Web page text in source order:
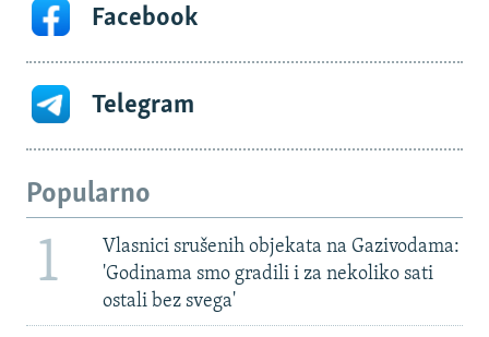
Facebook
Telegram
Popularno
1
Vlasnici srušenih objekata na Gazivodama:
'Godinama smo gradili i za nekoliko sati
ostali bez svega'